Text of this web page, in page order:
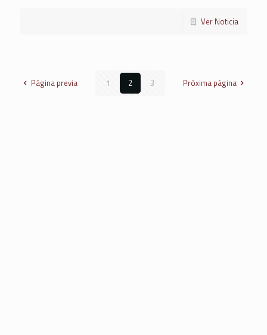
Ver Noticia
Página previa 1 2 3 Próxima página